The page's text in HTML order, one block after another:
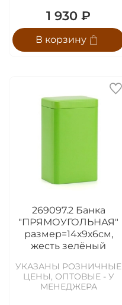
1 930 ₽
В корзину
269097.2 Банка
"ПРЯМОУГОЛЬНАЯ"
размер=14х9х6см,
жесть зелёный
УКАЗАНЫ РОЗНИЧНЫЕ
ЦЕНЫ, ОПТОВЫЕ - У
МЕНЕДЖЕРА